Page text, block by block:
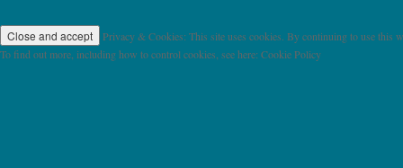
Privacy & Cookies: This site uses cookies. By continuing to use this
To find out more, including how to control cookies, see here: Cookie Policy